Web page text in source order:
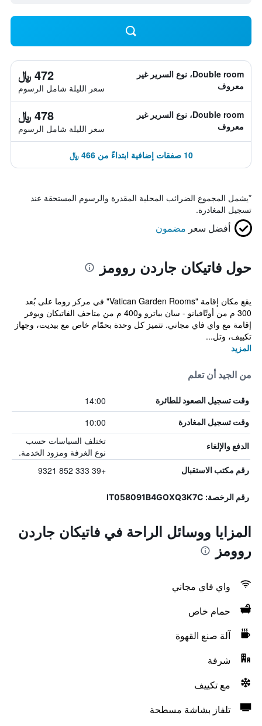
Double room، نوع السرير غير
معروف
472 ﷼
سعر الليلة شامل الرسوم
Double room، نوع السرير غير
معروف
478 ﷼
سعر الليلة شامل الرسوم
10 صفقات إضافية ابتداءً من 466 ﷼
*يشمل المجموع الضرائب المحلية المقدرة والرسوم المستحقة عند
تسجيل المغادرة.
أفضل سعر مضمون
حول فاتيكان جاردن روومز
يقع مكان إقامة "Vatican Garden Rooms" في مركز روما على بُعد
300 م من أوتّافيانو - سان بياترو و400 م من متاحف الفاتيكان ويوفر
إقامة مع واي فاي مجاني. تتميز كل وحدة بحمّام خاص مع بيديت، وجهاز
تكييف، وتل...
المزيد
من الجيد أن تعلم
وقت تسجيل الصعود للطائرة 14:00
وقت تسجيل المغادرة 10:00
الدفع والإلغاء
تختلف السياسات حسب
نوع الغرفة ومزود الخدمة.
رقم مكتب الاستقبال +39 333 852 9321
رقم الرخصة: IT058091B4GOXQ3K7C
المزايا ووسائل الراحة في فاتيكان جاردن
روومز
واي فاي مجاني
حمام خاص
آلة صنع القهوة
شرفة
مع تكييف
تلفاز بشاشة مسطحة